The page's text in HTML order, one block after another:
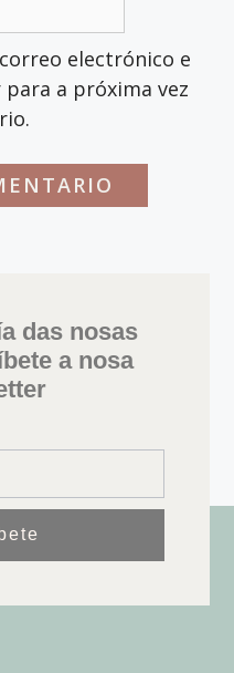
electrónico e
a próxima vez
das nosas
a nosa